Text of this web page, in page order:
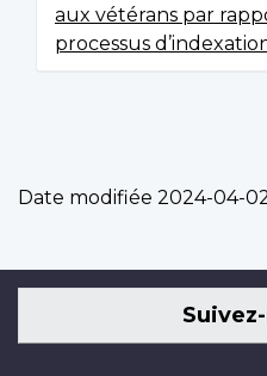
aux vétérans par
processus
Date modifiée 2024-04-